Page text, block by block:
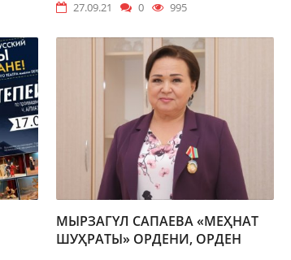
27.09.21 0 995
МЫРЗАГҮЛ САПАЕВА «МЕҲНАТ
ШУҲРАТЫ» ОРДЕНИ, ОРДЕН